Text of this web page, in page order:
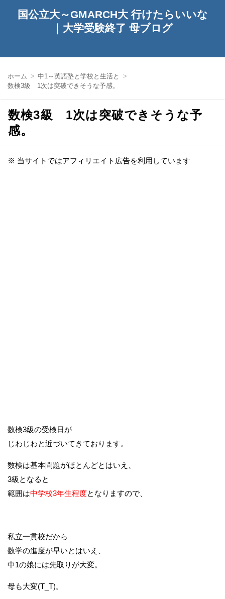
国公立大～GMARCH大 行けたらいいな
｜大学受験終了 母ブログ
ホーム
中1～英語塾と学校と生活と
数検3級 1次は突破できそうな予感。
数検3級 1次は突破できそうな予
感。
※ 当サイトではアフィリエイト広告を利用しています
数検3級の受検日が
じわじわと近づいてきております。
数検は基本問題がほとんどとはいえ、
3級となると
範囲は中学校3年生程度となりますので、
私立一貫校だから
数学の進度が早いとはいえ、
中1の娘には先取りが大変。
母も大変(T_T)。